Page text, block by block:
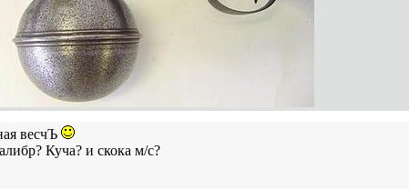
весчЪ
Куча? и скока м/с?